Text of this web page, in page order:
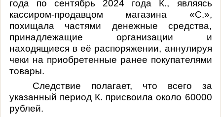
года по сентябрь 2024 года К., являясь
кассиром-продавцом магазина «С.»,
похищала частями денежные средства,
принадлежащие организации и
находящиеся в её распоряжении, аннулируя
чеки на приобретенные ранее покупателями
товары.
Следствие полагает, что всего за
указанный период К. присвоила около 60000
рублей.